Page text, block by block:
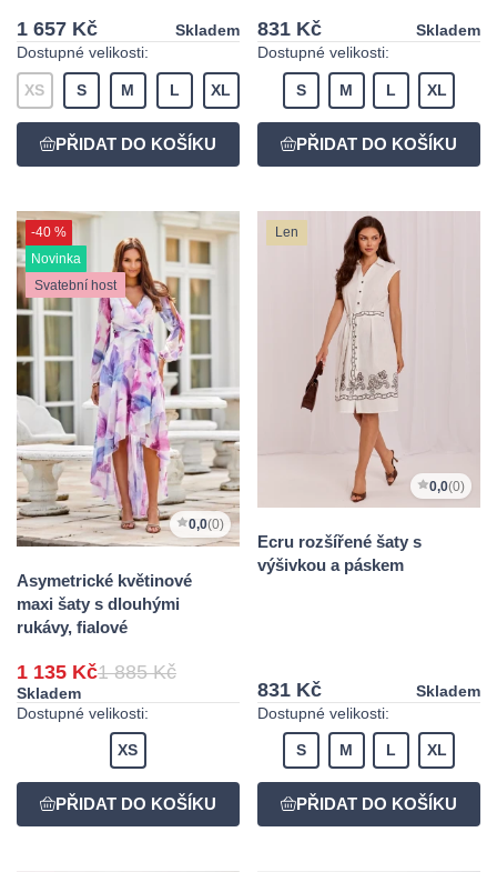
1 657 Kč
Skladem
Dostupné velikosti:
XS S M L XL
831 Kč
Skladem
Dostupné velikosti:
S M L XL
-40 %
Novinka
Svatební host
0,0(0)
Asymetrické květinové
maxi šaty s dlouhými
rukávy, fialové
1 135 Kč1 885 Kč
Skladem
Dostupné velikosti:
XS
Len
0,0(0)
Ecru rozšířené šaty s
výšivkou a páskem
831 Kč
Skladem
Dostupné velikosti:
S M L XL